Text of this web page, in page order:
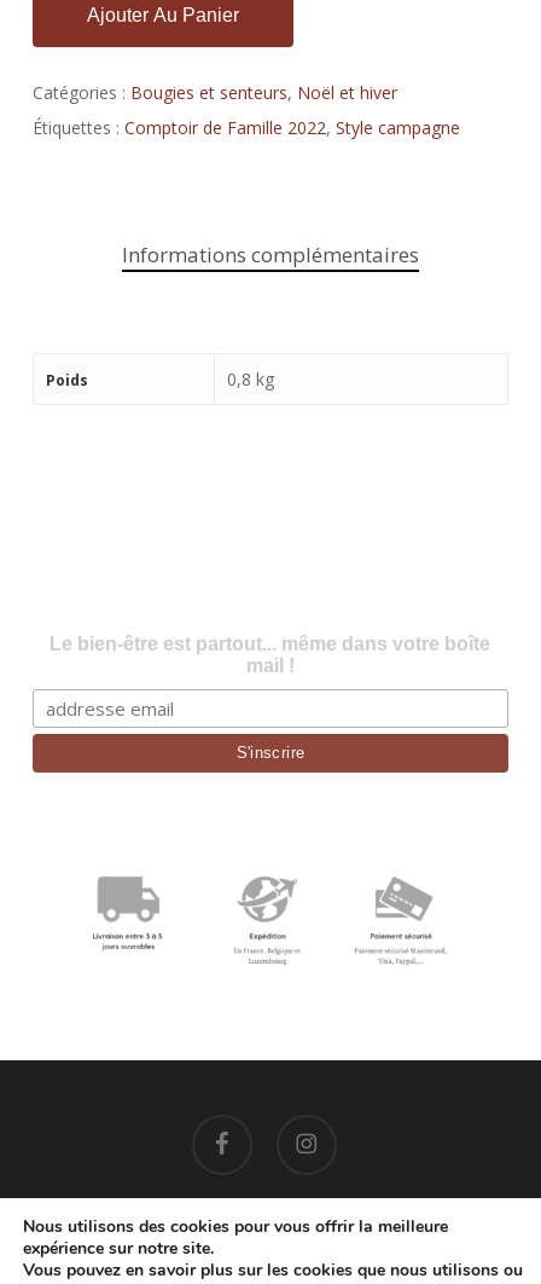
Ajouter Au Panier
Catégories : Bougies et senteurs, Noël et hiver
Étiquettes : Comptoir de Famille 2022, Style campagne
Informations complémentaires
Poids 0,8 kg
Le bien-être est partout... même dans votre boîte
mail !
EMAIL: contact@cocoonbis.com
© 2026 Cocoon Bis.Mentions Légales-Confidentialité-CGV
Nous utilisons des cookies pour vous offrir la meilleure
expérience sur notre site.
Vous pouvez en savoir plus sur les cookies que nous utilisons ou